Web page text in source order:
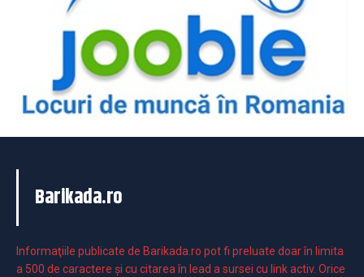
Barikada.ro
Informaţiile publicate de Barikada.ro pot fi preluate doar în limita
a 500 de caractere şi cu citarea în lead a sursei cu link activ. Orice